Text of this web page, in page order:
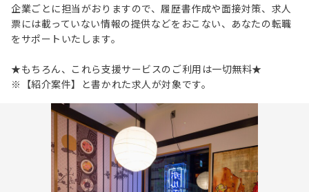
企業ごとに担当がおりますので、履歴書作成や面接対策、求人
票には載っていない情報の提供などをおこない、あなたの転職
をサポートいたします。
★もちろん、これら支援サービスのご利用は一切無料★
※【紹介案件】と書かれた求人が対象です。